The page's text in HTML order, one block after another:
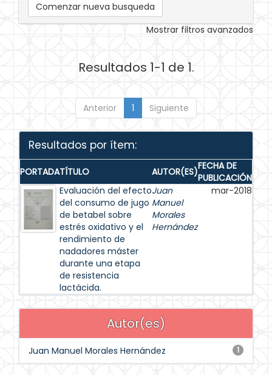
Comenzar nueva busqueda
Mostrar filtros avanzados
Resultados 1-1 de 1.
Anterior 1 Siguiente
Resultados por ítem:
PORTADATÍTULO AUTOR(ES)FECHA DE
PUBLICACIÓN
Evaluación del efecto
del consumo de jugo
de betabel sobre
estrés oxidativo y el
rendimiento de
nadadores máster
durante una etapa
de resistencia
lactácida.
Juan
Manuel
Morales
Hernández
mar-2018
Autor(es)
1
Juan Manuel Morales Hernández